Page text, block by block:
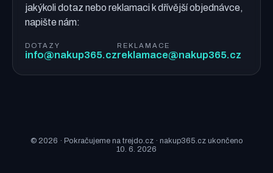
jakýkoli dotaz nebo reklamaci k dřívější objednávce,
napište nám:
DOTAZY
info@nakup365.cz
REKLAMACE
reklamace@nakup365.cz
© 2026 · Pokračujeme na trejdo.cz · nakup365.cz ukončeno
10. 6. 2026